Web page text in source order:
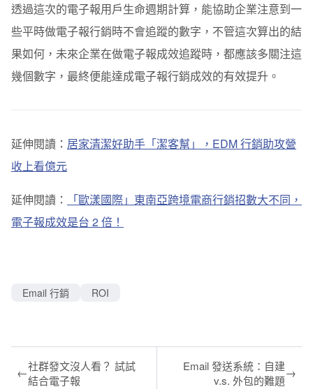
透過這次的電子報用戶生命週期計算，能協助企業注意到一
些平時做電子報行銷時不會追蹤的數字，不管這次算出的結
果如何，未來企業在做電子報成效追蹤時，都應該多關注這
幾個數字，最終便能達成電子報行銷成效的有效提升。
延伸閱讀： 居家清潔好助手「潔客幫」，EDM 行銷助攻營
收上看億元
延伸閱讀：
「歐漾國際」東南亞跨境電商行銷招數大不同，
電子報成效是台 2 倍！
Email 行銷 ROI
←社群發文沒人看？ 試試
結合電子報
Email 發送系統：自建
v.s. 外包的難題→